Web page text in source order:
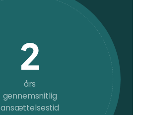
2
års
gennemsnitlig
ansættelsestid